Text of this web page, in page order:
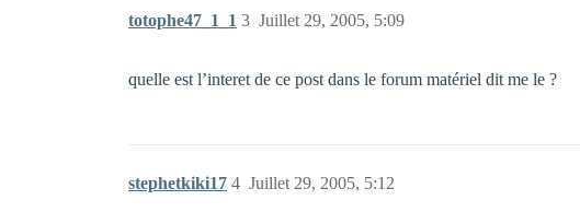
totophe47_1_1 Juillet 29, 2005, 5:09
3
quelle est l’interet de ce post dans le forum matériel dit me le ?
stephetkiki17 Juillet 29, 2005, 5:12
4